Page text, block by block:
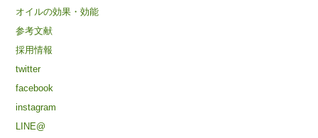
オイルの効果・効能
参考文献
採用情報
twitter
facebook
instagram
LINE@